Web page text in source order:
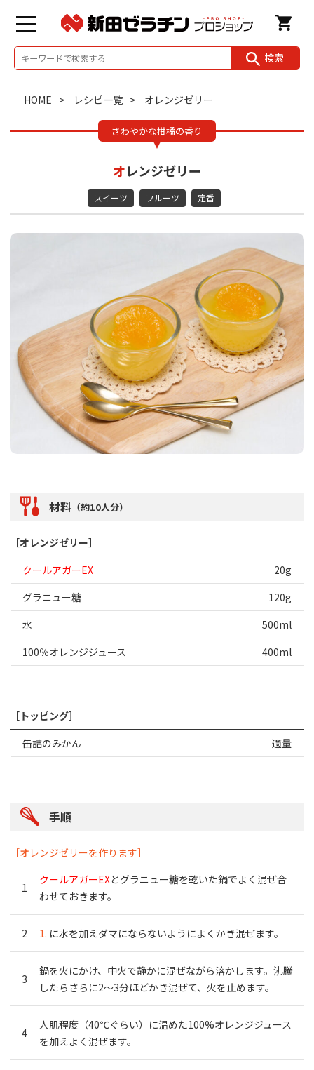
検索
HOME レシピ一覧 オレンジゼリー
さわやかな柑橘の香り
オレンジゼリー
スイーツ フルーツ 定番
材料 （約10人分）
［オレンジゼリー］
クールアガーEX
20g
グラニュー糖
120g
水
500ml
100％オレンジジュース
400ml
［トッピング］
缶詰のみかん
適量
手順
［オレンジゼリーを作ります］
クールアガーEXとグラニュー糖を乾いた鍋でよく混ぜ合
わせておきます。
1. に水を加えダマにならないようによくかき混ぜます。
鍋を火にかけ、中火で静かに混ぜながら溶かします。沸騰
したらさらに2～3分ほどかき混ぜて、火を止めます。
人肌程度（40℃ぐらい）に温めた100%オレンジジュース
を加えよく混ぜます。